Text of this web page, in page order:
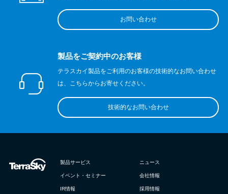
お問い合わせ
製品をご契約中のお客様
テラスカイ製品をご利用のお客様の技術的なお問い合わせ
は、こちらからお寄せください。
技術的なお問い合わせ
製品サービス ニュース
イベント・セミナー 会社情報
IR情報 採用情報